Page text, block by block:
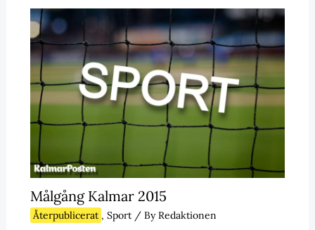
Målgång Kalmar 2015
Återpublicerat , Sport/ ByRedaktionen